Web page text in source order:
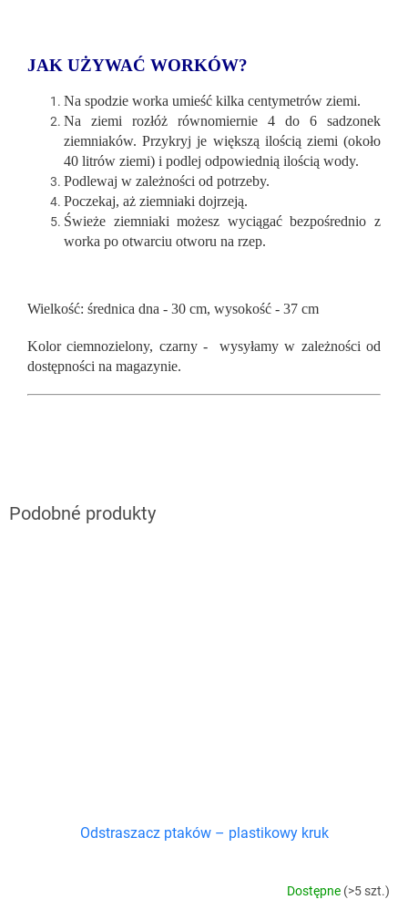
JAK UŻYWAĆ WORKÓW?
Na spodzie worka umieść kilka centymetrów ziemi.
Na ziemi rozłóż równomiernie 4 do 6 sadzonek
ziemniaków. Przykryj je większą ilością ziemi (około
40 litrów ziemi) i podlej odpowiednią ilością wody.
Podlewaj w zależności od potrzeby.
Poczekaj, aż ziemniaki dojrzeją.
Świeże ziemniaki możesz wyciągać bezpośrednio z
worka po otwarciu otworu na rzep.
Wielkość: średnica dna - 30 cm, wysokość - 37 cm
Kolor ciemnozielony, czarny - wysyłamy w zależności od
dostępności na magazynie.
Odstraszacz ptaków – plastikowy kruk
Dostępne (>5 szt.)